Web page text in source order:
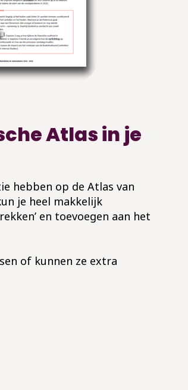
Atlas in je
hebben op de Atlas van
je heel makkelijk
en toevoegen aan het
of kunnen ze extra